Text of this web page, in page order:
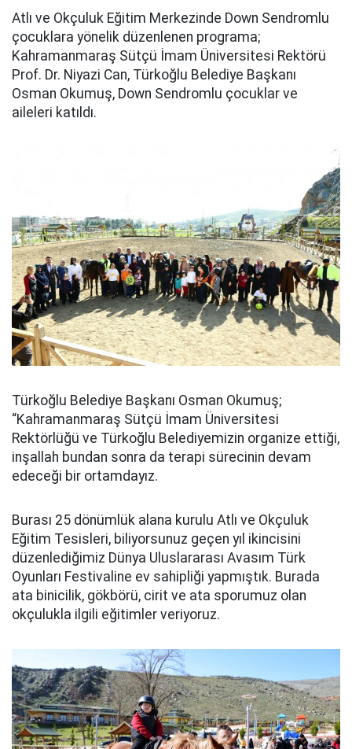
Atlı ve Okçuluk Eğitim Merkezinde Down Sendromlu
çocuklara yönelik düzenlenen programa;
Kahramanmaraş Sütçü İmam Üniversitesi Rektörü
Prof. Dr. Niyazi Can, Türkoğlu Belediye Başkanı
Osman Okumuş, Down Sendromlu çocuklar ve
aileleri katıldı.
Türkoğlu Belediye Başkanı Osman Okumuş;
“Kahramanmaraş Sütçü İmam Üniversitesi
Rektörlüğü ve Türkoğlu Belediyemizin organize ettiği,
inşallah bundan sonra da terapi sürecinin devam
edeceği bir ortamdayız.
Burası 25 dönümlük alana kurulu Atlı ve Okçuluk
Eğitim Tesisleri, biliyorsunuz geçen yıl ikincisini
düzenlediğimiz Dünya Uluslararası Avasım Türk
Oyunları Festivaline ev sahipliği yapmıştık. Burada
ata binicilik, gökbörü, cirit ve ata sporumuz olan
okçulukla ilgili eğitimler veriyoruz.